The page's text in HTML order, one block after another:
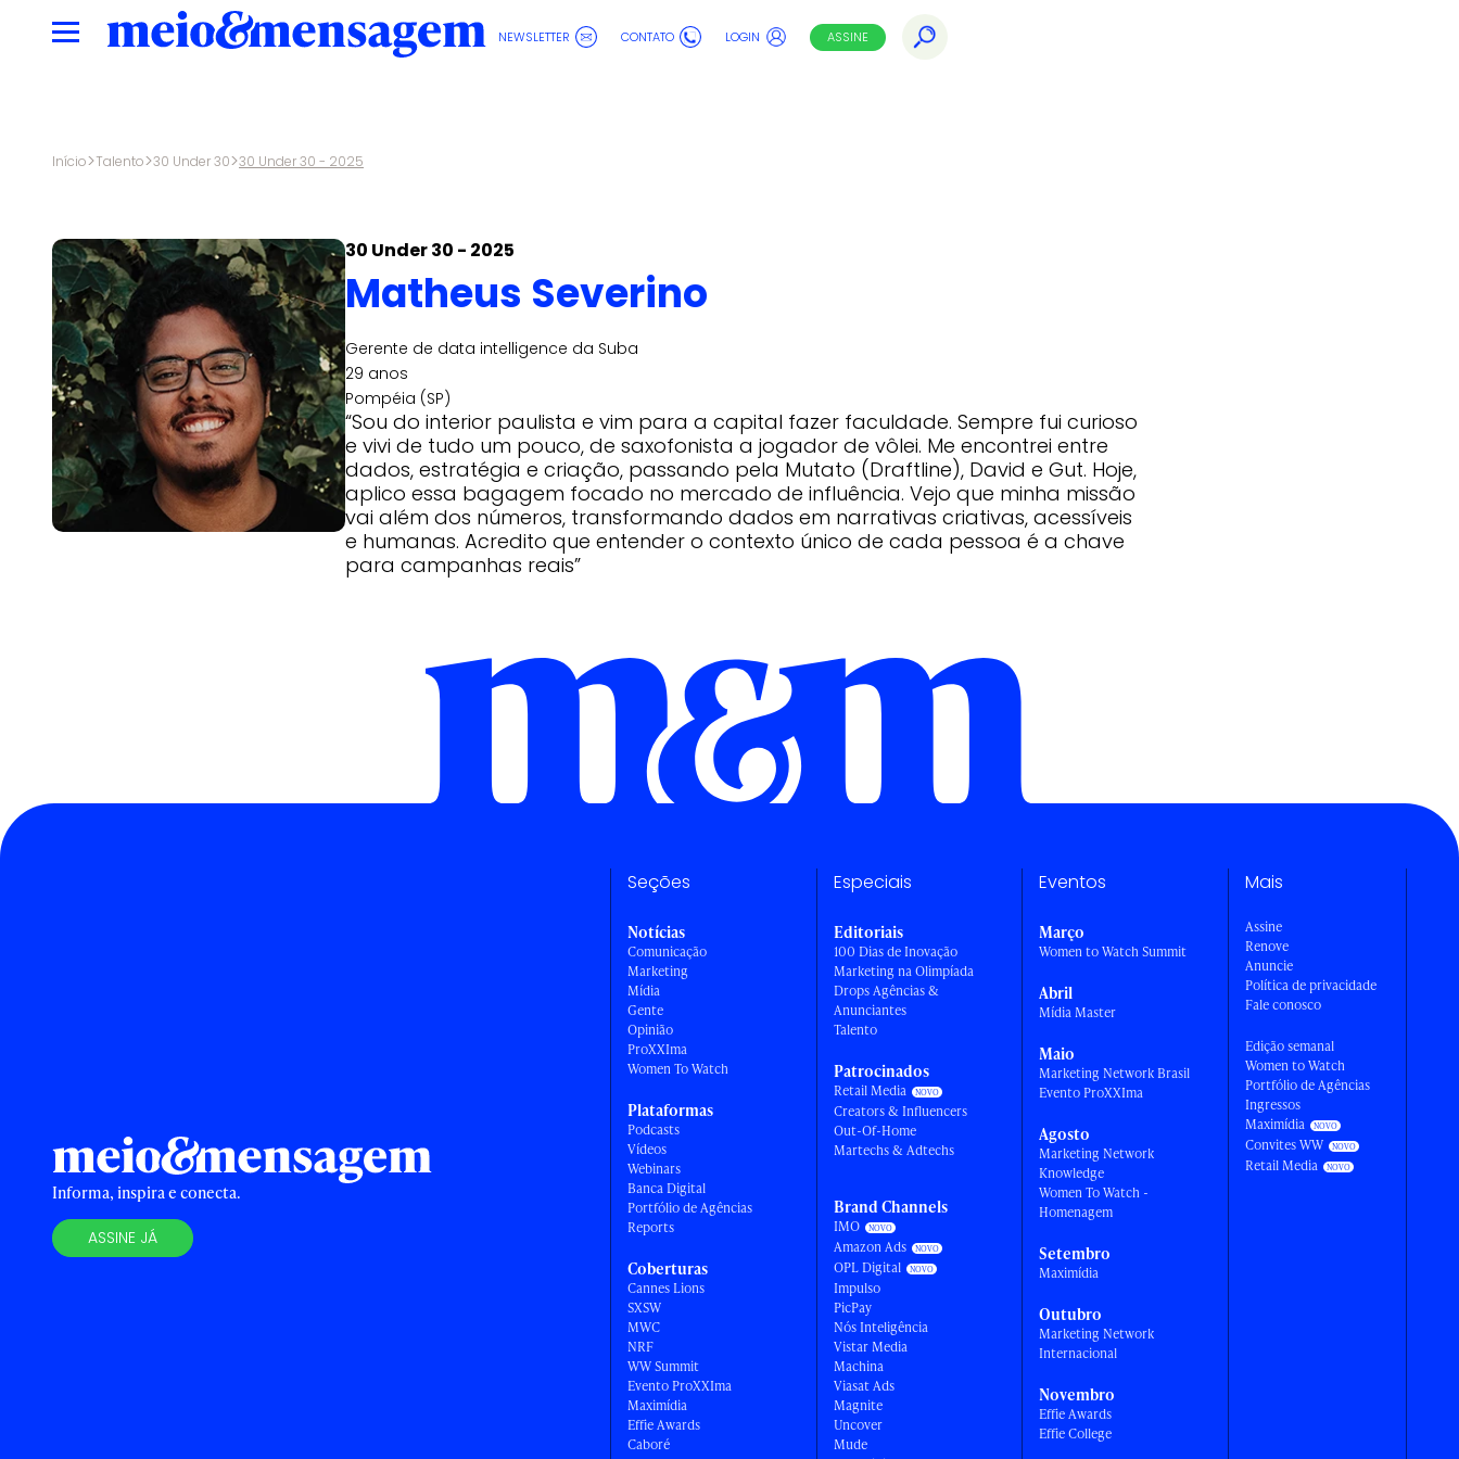
NEWSLETTER CONTATO LOGIN ASSINE
Início>Talento>30 Under 30>30 Under 30 - 2025
30 Under 30 - 2025
Matheus Severino
Gerente de data intelligence da Suba
29 anos
Pompéia (SP)
“Sou do interior paulista e vim para a capital fazer faculdade. Sempre fui curioso
e vivi de tudo um pouco, de saxofonista a jogador de vôlei. Me encontrei entre
dados, estratégia e criação, passando pela Mutato (Draftline), David e Gut. Hoje,
aplico essa bagagem focado no mercado de influência. Vejo que minha missão
vai além dos números, transformando dados em narrativas criativas, acessíveis
e humanas. Acredito que entender o contexto único de cada pessoa é a chave
para campanhas reais”
Informa, inspira e conecta.
ASSINE JÁ
Seções
Notícias
Comunicação
Marketing
Mídia
Gente
Opinião
ProXXIma
Women To Watch
Plataformas
Podcasts
Vídeos
Webinars
Banca Digital
Portfólio de Agências
Reports
Coberturas
Cannes Lions
SXSW
MWC
NRF
WW Summit
Evento ProXXIma
Maximídia
Effie Awards
Caboré
Especiais
Editoriais
100 Dias de Inovação
Marketing na Olimpíada
Drops Agências &
Anunciantes
Talento
Patrocinados
Retail Media
Creators & Influencers
Out-Of-Home
Martechs & Adtechs
Brand Channels
IMO
Amazon Ads
OPL Digital
Impulso
PicPay
Nós Inteligência
Vistar Media
Machina
Viasat Ads
Magnite
Uncover
Mude
Eventos
Março
Women to Watch Summit
Abril
Mídia Master
Maio
Marketing Network Brasil
Evento ProXXIma
Agosto
Marketing Network
Knowledge
Women To Watch -
Homenagem
Setembro
Maximídia
Outubro
Marketing Network
Internacional
Novembro
Effie Awards
Effie College
Mais
Assine
Renove
Anuncie
Política de privacidade
Fale conosco
Edição semanal
Women to Watch
Portfólio de Agências
Ingressos
Maximídia
Convites WW
Retail Media